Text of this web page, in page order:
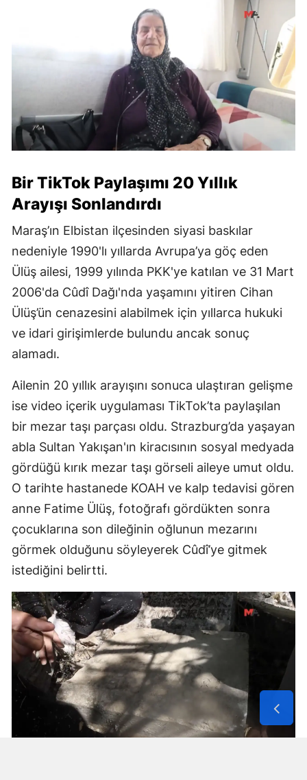
Bir TikTok Paylaşımı 20 Yıllık
Arayışı Sonlandırdı
Maraş’ın Elbistan ilçesinden siyasi baskılar
nedeniyle 1990'lı yıllarda Avrupa’ya göç eden
Ülüş ailesi, 1999 yılında PKK'ye katılan ve 31 Mart
2006'da Cûdî Dağı'nda yaşamını yitiren Cihan
Ülüş’ün cenazesini alabilmek için yıllarca hukuki
ve idari girişimlerde bulundu ancak sonuç
alamadı.
Ailenin 20 yıllık arayışını sonuca ulaştıran gelişme
ise video içerik uygulaması TikTok’ta paylaşılan
bir mezar taşı parçası oldu. Strazburg’da yaşayan
abla Sultan Yakışan'ın kiracısının sosyal medyada
gördüğü kırık mezar taşı görseli aileye umut oldu.
O tarihte hastanede KOAH ve kalp tedavisi gören
anne Fatime Ülüş, fotoğrafı gördükten sonra
çocuklarına son dileğinin oğlunun mezarını
görmek olduğunu söyleyerek Cûdî’ye gitmek
istediğini belirtti.